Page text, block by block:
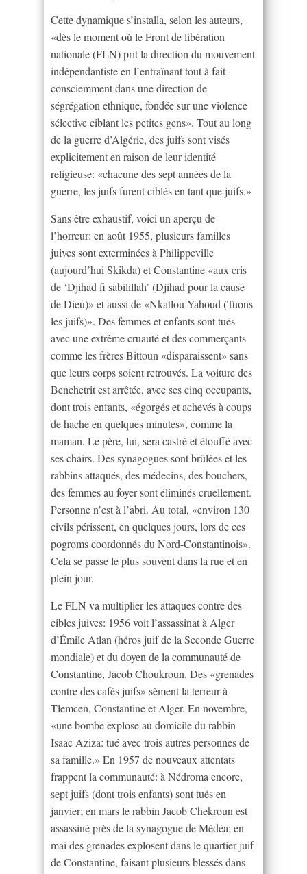
Cette dynamique s’installa, selon les auteurs,
«dès le moment où le Front de libération
nationale (FLN) prit la direction du mouvement
indépendantiste en l’entraînant tout à fait
consciemment dans une direction de
ségrégation ethnique, fondée sur une violence
sélective ciblant les petites gens». Tout au long
de la guerre d’Algérie, des juifs sont visés
explicitement en raison de leur identité
religieuse: «chacune des sept années de la
guerre, les juifs furent ciblés en tant que juifs.»
Sans être exhaustif, voici un aperçu de
l’horreur: en août 1955, plusieurs familles
juives sont exterminées à Philippeville
(aujourd’hui Skikda) et Constantine «aux cris
de ‘Djihad fi sabilillah’ (Djihad pour la cause
de Dieu)» et aussi de «Nkatlou Yahoud (Tuons
les juifs)». Des femmes et enfants sont tués
avec une extrême cruauté et des commerçants
comme les frères Bittoun «disparaissent» sans
que leurs corps soient retrouvés. La voiture des
Benchetrit est arrêtée, avec ses cinq occupants,
dont trois enfants, «égorgés et achevés à coups
de hache en quelques minutes», comme la
maman. Le père, lui, sera castré et étouffé avec
ses chairs. Des synagogues sont brûlées et les
rabbins attaqués, des médecins, des bouchers,
des femmes au foyer sont éliminés cruellement.
Personne n’est à l’abri. Au total, «environ 130
civils périssent, en quelques jours, lors de ces
pogroms coordonnés du Nord-Constantinois».
Cela se passe le plus souvent dans la rue et en
plein jour.
Le FLN va multiplier les attaques contre des
cibles juives: 1956 voit l’assassinat à Alger
d’Émile Atlan (héros juif de la Seconde Guerre
mondiale) et du doyen de la communauté de
Constantine, Jacob Choukroun. Des «grenades
contre des cafés juifs» sèment la terreur à
Tlemcen, Constantine et Alger. En novembre,
«une bombe explose au domicile du rabbin
Isaac Aziza: tué avec trois autres personnes de
sa famille.» En 1957 de nouveaux attentats
frappent la communauté: à Nédroma encore,
sept juifs (dont trois enfants) sont tués en
janvier; en mars le rabbin Jacob Chekroun est
assassiné près de la synagogue de Médéa; en
mai des grenades explosent dans le quartier juif
de Constantine, faisant plusieurs blessés dans